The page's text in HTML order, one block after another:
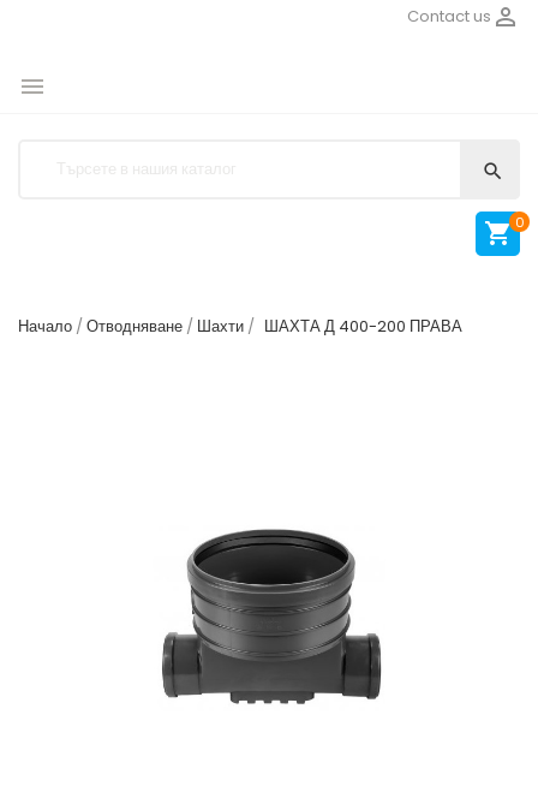

Contact us


 0
Начало Отводняване Шахти ШАХТА Д 400-200 ПРАВА